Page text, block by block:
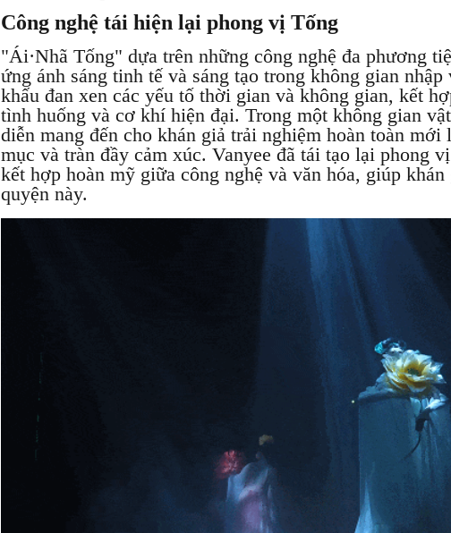
Công nghệ tái hiện lại phong vị Tống
"Ái·Nhã Tống" dựa trên những công nghệ đa phương
ứng ánh sáng tinh tế và sáng tạo trong không gian
khấu đan xen các yếu tố thời gian và không gian, kết
tình huống và cơ khí hiện đại. Trong một không gian
diễn mang đến cho khán giả trải nghiệm hoàn toàn mới
mục và tràn đầy cảm xúc. Vanyee đã tái tạo lại phong
kết hợp hoàn mỹ giữa công nghệ và văn hóa, giúp
quyện này.